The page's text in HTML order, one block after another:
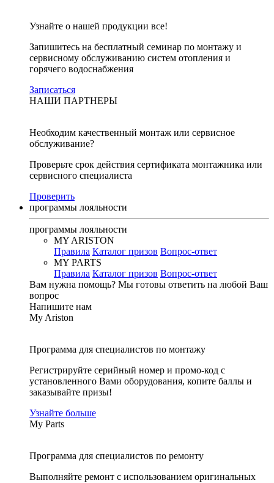
Узнайте о нашей продукции все!
Запишитесь на бесплатный семинар по монтажу и
сервисному обслуживанию систем отопления и
горячего водоснабжения
Записаться
НАШИ ПАРТНЕРЫ
Необходим качественный монтаж или сервисное
обслуживание?
Проверьте срок действия сертификата монтажника или
сервисного специалиста
Проверить
программы лояльности
программы лояльности
MY ARISTON
Правила Каталог призов Вопрос-ответ
MY PARTS
Правила Каталог призов Вопрос-ответ
Вам нужна помощь? Мы готовы ответить на любой Ваш
вопрос
Напишите нам
My Ariston
Программа для специалистов по монтажу
Регистрируйте серийный номер и промо-код с
установленного Вами оборудования, копите баллы и
заказывайте призы!
Узнайте больше
My Parts
Программа для специалистов по ремонту
Выполняйте ремонт с использованием оригинальных